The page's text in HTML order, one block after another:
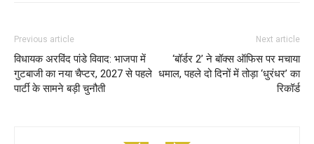
Previous article
विधायक अरविंद पांडे विवाद: भाजपा में
गुटबाजी का नया चैप्टर, 2027 से पहले
पार्टी के सामने बड़ी चुनौती
Next article
‘बॉर्डर 2’ ने बॉक्स ऑफिस पर मचाया
धमाल, पहले दो दिनों में तोड़ा ‘धुरंधर’ का
रिकॉर्ड